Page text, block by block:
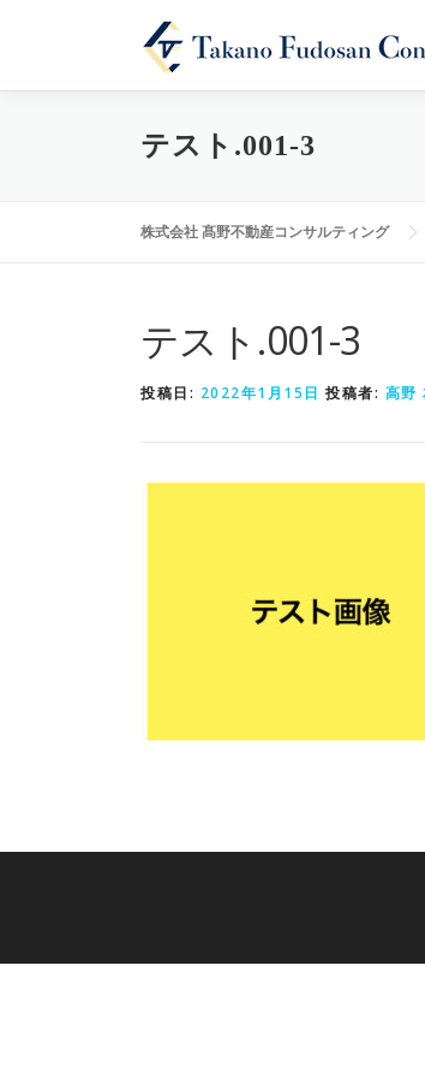
テスト.001-3
株式会社 髙野不動産コンサルティング
テスト.001-3
投稿日: 2022年1月15日 投稿者: 高野